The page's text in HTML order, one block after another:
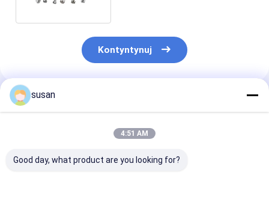
Kontyntynuj
Polecane Produkty
susan
4:51 AM
Good day, what product are you looking for?